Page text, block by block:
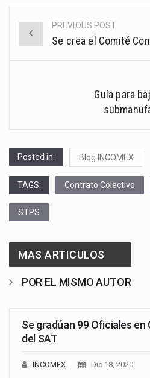
Post
PREVIOUS POST
Se crea el Comité
Guía para
Posted in: Blog INCOMEX
TAGS: Contrato Colectivo
STPS
MAS ARTICULOS
POR EL MISMO AUTOR
Se gradúan 99 Oficiales
del SAT
INCOMEX Dic 18, 2020